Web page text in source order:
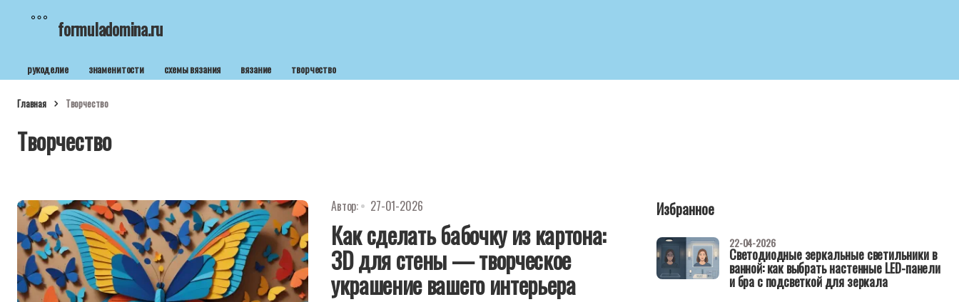
formuladomina.ru
рукоделие знаменитости схемы вязания вязание творчество
Главная Творчество
Творчество
Автор: 27-01-2026
Как сделать бабочку из картона:
3D для стены — творческое
украшение вашего интерьера
Избранное
Светодиодные зеркальные светильники в
ванной: как выбрать настенные LED-панели
и бра с подсветкой для зеркала
22-04-2026